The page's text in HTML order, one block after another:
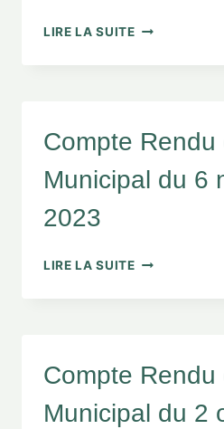
LIRE LA SUITE
Compte Rendu
Municipal du 6
2023
LIRE LA SUITE
Compte Rendu
Municipal du 2